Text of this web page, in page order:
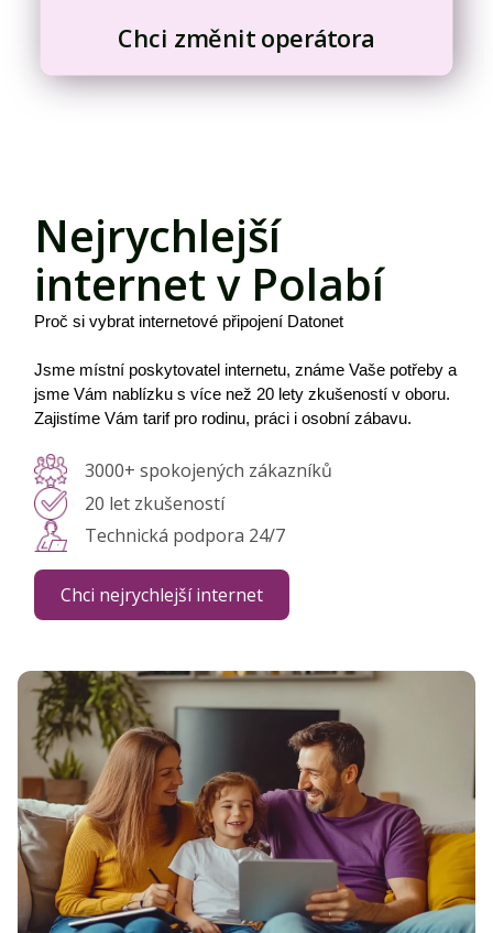
Chci změnit operátora
Nejrychlejší
internet v Polabí
Proč si vybrat internetové připojení Datonet
Jsme místní poskytovatel internetu, známe Vaše potřeby a
jsme Vám nablízku s více než 20 lety zkušeností v oboru.
Zajistíme Vám tarif pro rodinu, práci i osobní zábavu.
3000+ spokojených zákazníků
20 let zkušeností
Technická podpora 24/7
Chci nejrychlejší internet